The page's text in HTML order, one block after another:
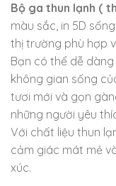
Bộ ga thun lạnh (
màu sắc, in 5D
thị trường phù hợp
Bạn có thể dễ
không gian sống
tươi mới và gọn
những người yêu
Với chất liệu thun
cảm giác mát mẻ
xúc.